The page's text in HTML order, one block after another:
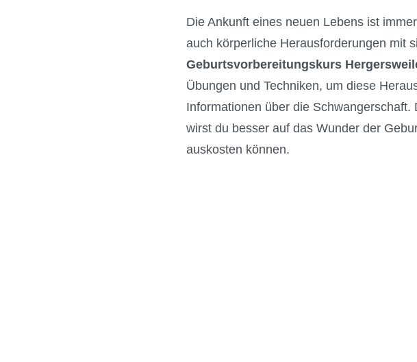
Die Ankunft eines neuen Lebens ist
auch körperliche Herausforderungen mit
Geburtsvorbereitungskurs
Übungen und Techniken, um diese
Informationen über die Schwangerschaft.
wirst du besser auf das Wunder der
auskosten können.